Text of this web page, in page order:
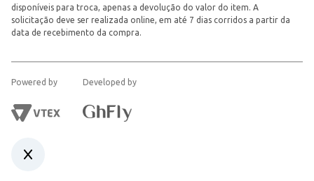
disponíveis para troca, apenas a devolução do valor do item. A
solicitação deve ser realizada online, em até 7 dias corridos a partir da
data de recebimento da compra.
Powered by Developed by